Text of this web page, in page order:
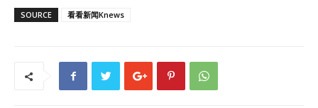
SOURCE 看看新闻Knews